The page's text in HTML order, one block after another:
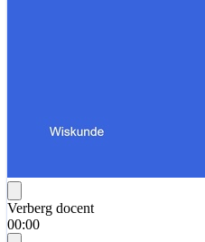
Verberg docent
00:00